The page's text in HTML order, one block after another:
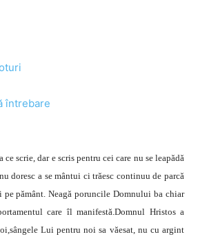
întrebare
ce scrie, dar e scris pentru cei care nu se leapădă
doresc a se mântui ci trăesc continuu de parcă
pământ. Neagă poruncile Domnului ba chiar
care îl manifestă.Domnul Hristos a
Lui pentru noi sa văesat, nu cu argint